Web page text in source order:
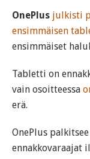
OnePlus julkisti
ensimmäisen
ensimmäiset
Tabletti on
vain osoitteessa
erä.
OnePlus
ennakkovaraajat